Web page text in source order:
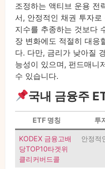
조정하는 액티브 운용 전
서, 안정적인 채권 투자
지수를 추종하는 것보다
장 변화에도 적절히 대응
다. 다만, 금리가 낮아질
능성이 있으며, 펀드매니
수 있습니다.
국내 금융주
ETF 명칭 투
KODEX 금융고배
당TOP10타겟위
클리커버드콜
안정적